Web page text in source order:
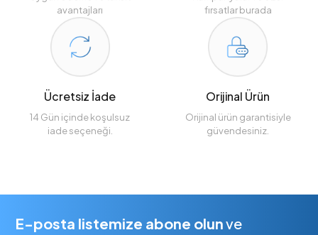
avantajları
fırsatlar burada
Ücretsiz İade
14 Gün içinde koşulsuz
iade seçeneği.
Orijinal Ürün
Orijinal ürün garantisiyle
güvendesiniz.
E-posta listemize abone olunve